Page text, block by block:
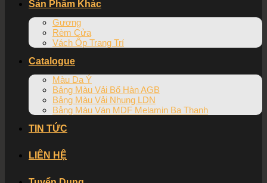
Sản Phẩm Khác
Gương
Rèm Cửa
Vách Ốp Trang Trí
Catalogue
Màu Da Ý
Bảng Màu Vải Bố Hàn AGB
Bảng Màu Vải Nhung LDN
Bảng Màu Ván MDF Melamin Ba Thanh
TIN TỨC
LIÊN HỆ